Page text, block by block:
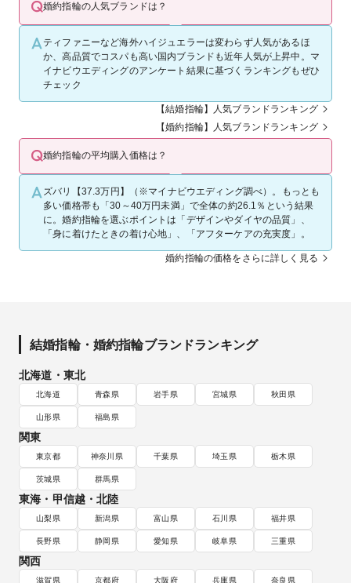
婚約指輪の人気ブランドは？
ティファニーなど海外ハイジュエラーは変わらず人気があるほ
か、高品質でコスパも高い国内ブランドも近年人気が上昇中。マ
イナビウエディングのアンケート結果に基づくランキングもぜひ
チェック
【結婚指輪】人気ブランドランキング
【婚約指輪】人気ブランドランキング
婚約指輪の平均購入価格は？
ズバリ【37.3万円】（※マイナビウエディング調べ）。もっとも
多い価格帯も「30～40万円未満」で全体の約26.1％という結果
に。婚約指輪を選ぶポイントは「デザインやダイヤの品質」、
「身に着けたときの着け心地」、「アフターケアの充実度」。
婚約指輪の価格をさらに詳しく見る
結婚指輪・婚約指輪ブランドランキング
北海道・東北
北海道 青森県 岩手県 宮城県 秋田県
山形県 福島県
関東
東京都 神奈川県 千葉県 埼玉県 栃木県
茨城県 群馬県
東海・甲信越・北陸
山梨県 新潟県 富山県 石川県 福井県
長野県 静岡県 愛知県 岐阜県 三重県
関西
滋賀県 京都府 大阪府 兵庫県 奈良県